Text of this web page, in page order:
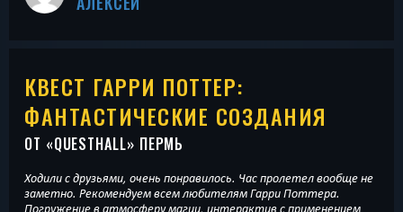
КВЕСТ ГАРРИ ПОТТЕР:
ФАНТАСТИЧЕСКИЕ СОЗДАНИЯ
ОТ «QUESTHALL» ПЕРМЬ
Ходили с друзьями, очень понравилось. Час пролетел вообще не
заметно. Рекомендуем всем любителям Гарри Поттера.
Погружение в атмосферу магии, интерактив с применением